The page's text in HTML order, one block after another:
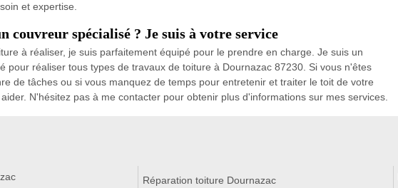
et expertise.
couvreur spécialisé ? Je suis à votre service
à réaliser, je suis parfaitement équipé pour le prendre en charge. Je suis un
pour réaliser tous types de travaux de toiture à Dournazac 87230. Si vous n'êtes
de tâches ou si vous manquez de temps pour entretenir et traiter le toit de votre
N'hésitez pas à me contacter pour obtenir plus d'informations sur mes services.
Réparation toiture Dournazac